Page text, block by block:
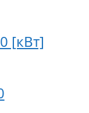
[кВт]